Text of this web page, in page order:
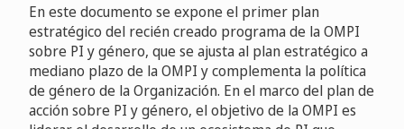
En este documento se expone el primer plan
estratégico del recién creado programa de la OMPI
sobre PI y género, que se ajusta al plan estratégico a
mediano plazo de la OMPI y complementa la política
de género de la Organización. En el marco del plan de
acción sobre PI y género, el objetivo de la OMPI es